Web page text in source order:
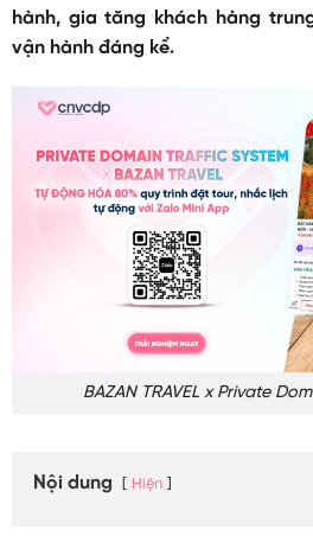
hành, gia tăng khách hàng
vận hành đáng kể.
BAZAN TRAVEL x Private
Nội dung Hiện